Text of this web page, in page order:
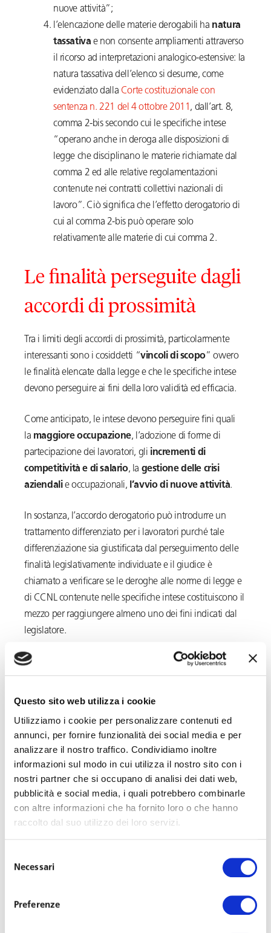
Questo sito web utilizza i cookie
Utilizziamo i cookie per personalizzare contenuti ed
annunci, per fornire funzionalità dei social media e per
analizzare il nostro traffico. Condividiamo inoltre
informazioni sul modo in cui utilizza il nostro sito con i
nostri partner che si occupano di analisi dei dati web,
pubblicità e social media, i quali potrebbero combinarle
con altre informazioni che ha fornito loro o che hanno
raccolto dal suo utilizzo dei loro servizi.
delNecessari
Preferenze
nuove attività”;
l’elencazione delle materie derogabili ha natura
tassativa e non consente ampliamenti attraverso
il ricorso ad interpretazioni analogico-estensive: la
natura tassativa dell’elenco si desume, come
evidenziato dalla Corte costituzionale con
sentenza n. 221 del 4 ottobre 2011 , dall’art. 8,
comma 2-bis secondo cui le specifiche intese
“operano anche in deroga alle disposizioni di
legge che disciplinano le materie richiamate dal
comma 2 ed alle relative regolamentazioni
contenute nei contratti collettivi nazionali di
lavoro”. Ciò significa che l’effetto derogatorio di
cui al comma 2-bis può operare solo
relativamente alle materie di cui comma 2.
Le finalità perseguite dagli
accordi di prossimità
Tra i limiti degli accordi di prossimità, particolarmente
interessanti sono i cosiddetti “vincoli di scopo” ovvero
le finalità elencate dalla legge e che le specifiche intese
devono perseguire ai fini della loro validità ed efficacia.
Come anticipato, le intese devono perseguire fini quali
la maggiore occupazione, l’adozione di forme di
partecipazione dei lavoratori, gli incrementi di
competitività e di salario, la gestione delle crisi
aziendalie occupazionali, l’avvio di nuove attività.
In sostanza, l’accordo derogatorio può introdurre un
trattamento differenziato per i lavoratori purché tale
differenziazione sia giustificata dal perseguimento delle
finalità legislativamente individuate e il giudice è
chiamato a verificare se le deroghe alle norme di legge e
di CCNL contenute nelle specifiche intese costituiscono il
mezzo per raggiungere almeno uno dei fini indicati dal
legislatore.
La giurisprudenza sul punto ha, inoltre, precisato che ai
fini della validità di tali accordi non è sufficiente il mero
contraenti indichino in maniera puntuale le finalità
ricorso al regime derogatorio (Trib. di Firenze 528/2019 e
C. App. Firenze 20 novembre 2017).
Sul corretto perseguimento delle finalità sopra indicate si
è anche recentemente pronunciata la Cassazione. La
haescluso il diritto a percepire l’indennità sostitutiva
all’esodo incentivato, pur avendone i requisiti, e fossero